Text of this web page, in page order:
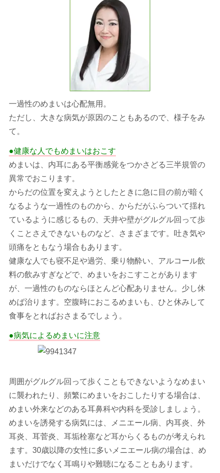
一過性のめまいは心配無用。
ただし、大きな病気が原因のこともあるので、様子をみ
て。
●健康な人でもめまいはおこす
めまいは、内耳にある平衡感覚をつかさどる三半規管の
異常でおこります。
からだの位置を変えようとしたときに急に目の前が暗く
なるような一過性のものから、からだがふらついて揺れ
ているように感じるもの、天井や壁がグルグル回って歩
くことさえできないものなど、さまざまです。吐き気や
頭痛をともなう場合もあります。
健康な人でも寝不足や過労、乗り物酔い、アルコール飲
料の飲みすぎなどで、めまいをおこすことがあります
が、一過性のものならほとんど心配ありません。少し休
めば治ります。空腹時におこるめまいも、ひと休みして
食事をとればおさまるでしょう。
●病気によるめまいに注意
周囲がグルグル回って歩くこともできないようなめまい
に襲われたり、頻繁にめまいをおこしたりする場合は、
めまい外来などのある耳鼻科や内科を受診しましょう。
めまいを誘発する病気には、メニエール病、内耳炎、外
耳炎、耳菅炎、耳垢栓塞など耳からくるものが考えられ
ます。30歳以降の女性に多いメニエール病の場合は、め
まいだけでなく耳鳴りや難聴になることもあります。